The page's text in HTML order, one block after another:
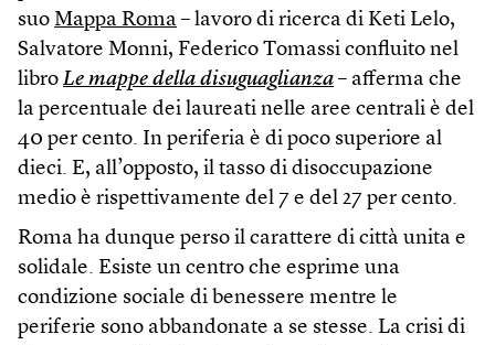
suo Mappa Roma – lavoro di ricerca di Keti Lelo,
Salvatore Monni, Federico Tomassi confluito nel
libro Le mappe della disuguaglianza – afferma che
la percentuale dei laureati nelle aree centrali è del
40 per cento. In periferia è di poco superiore al
dieci. E, all’opposto, il tasso di disoccupazione
medio è rispettivamente del 7 e del 27 per cento.
Roma ha dunque perso il carattere di città unita e
solidale. Esiste un centro che esprime una
condizione sociale di benessere mentre le
periferie sono abbandonate a se stesse. La crisi di